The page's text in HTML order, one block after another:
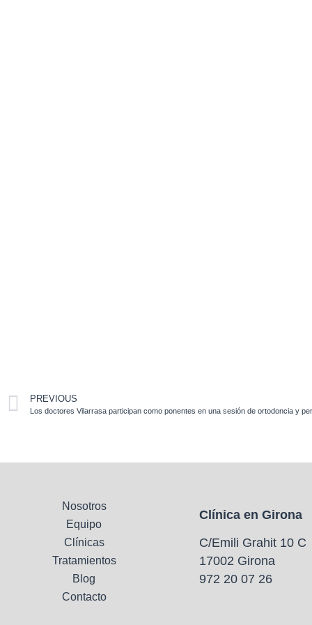
PREVIOUS
Nosotros
Equipo
Clínicas
Tratamientos
Blog
Contacto
Clínica en Girona
C/Emili Grahit 10 C
17002 Girona
972 20 07 26